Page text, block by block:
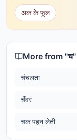
अक के फूल
More from "च"
चंचलता
चँवर
चक पहन लेती